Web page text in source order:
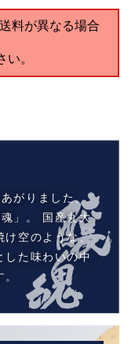
料が異なる場合
い。
がりました。
」。
国産丸大
け空のような、
した味わいの中